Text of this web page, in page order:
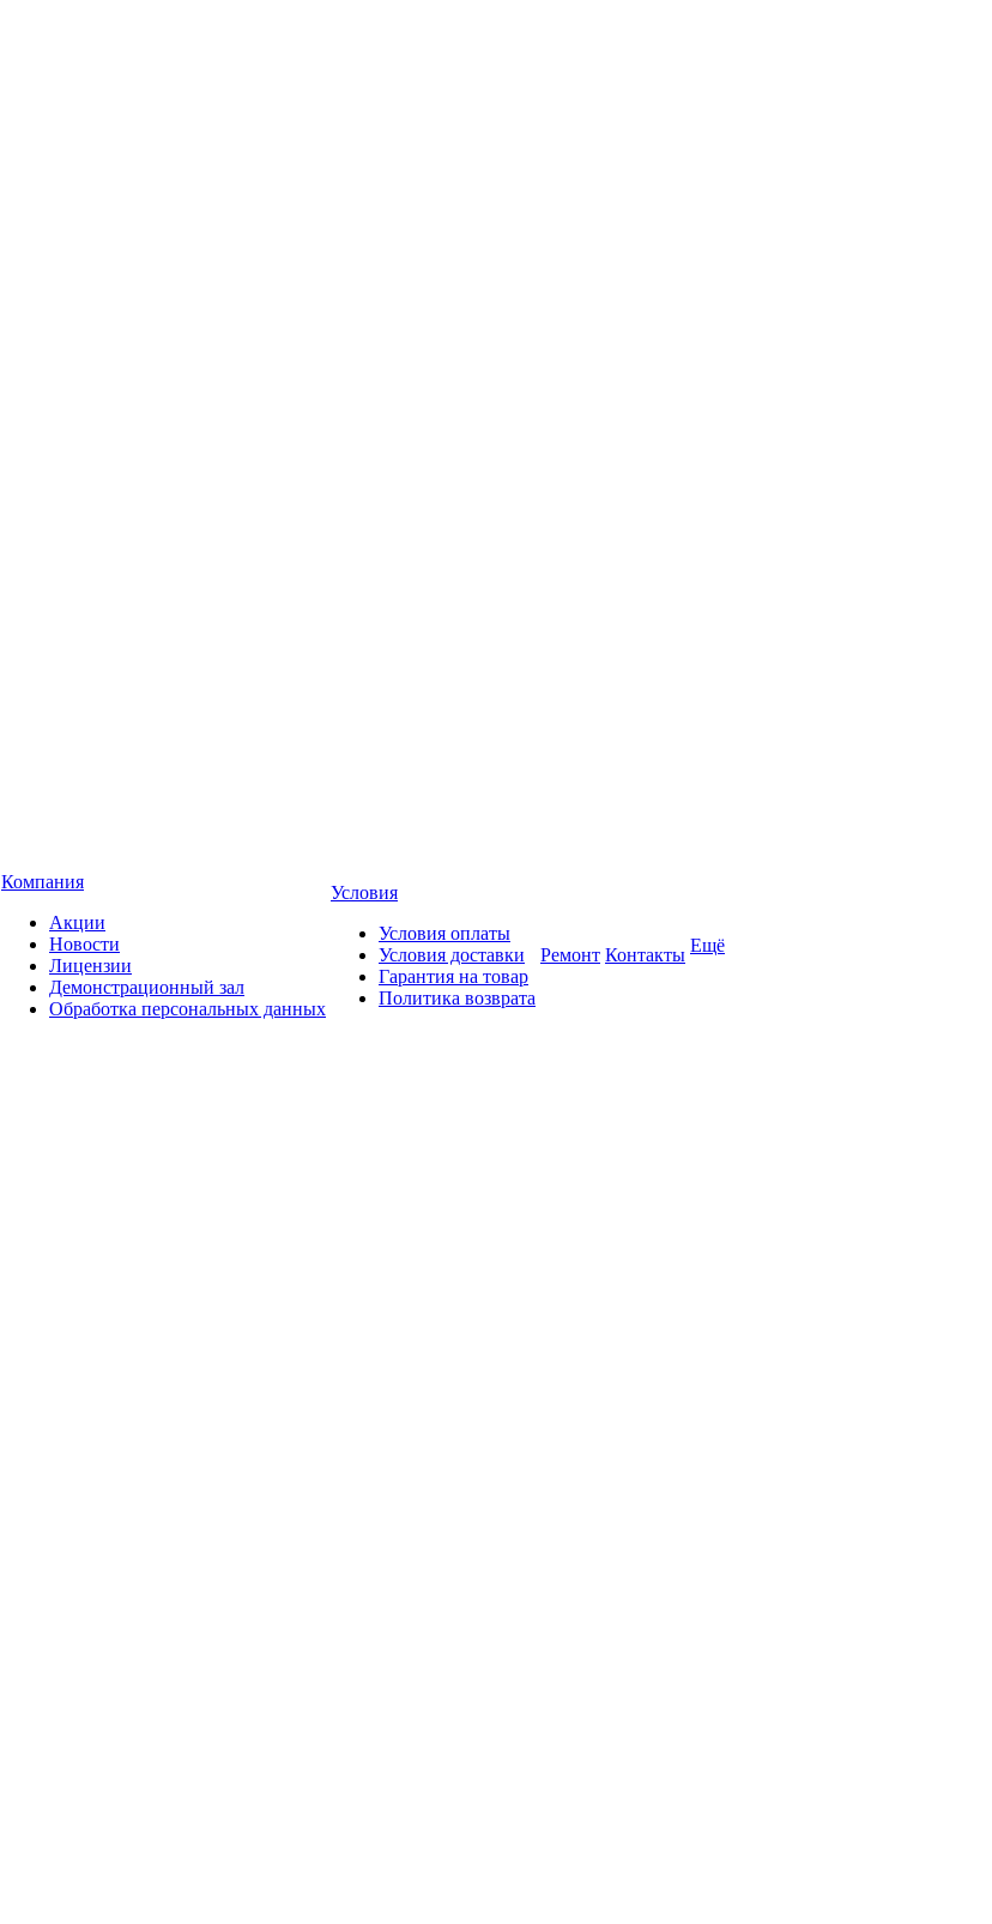
Компания
Акции
Новости
Лицензии
Демонстрационный зал
Обработка персональных данных
Условия
Условия оплаты
Условия доставки
Гарантия на товар
Политика возврата
Ремонт Контакты Ещё